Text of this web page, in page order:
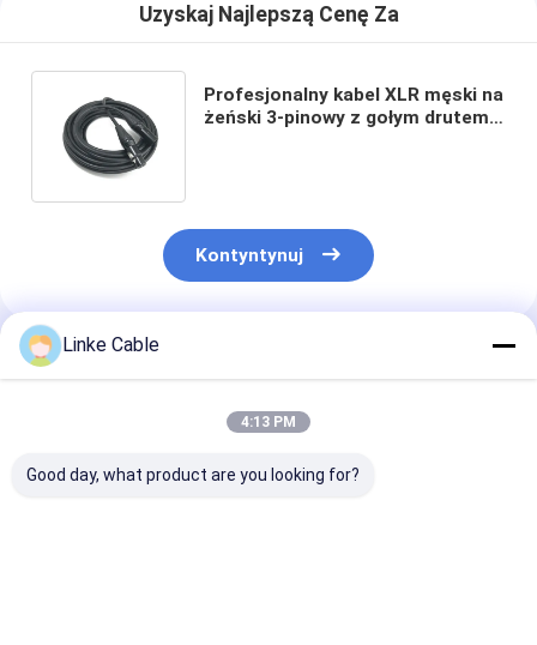
Uzyskaj Najlepszą Cenę Za
Profesjonalny kabel XLR męski na
żeński 3-pinowy z gołym drutem
Kontyntynuj
Polecane Produkty
Linke Cable
4:13 PM
Good day, what product are you looking for?